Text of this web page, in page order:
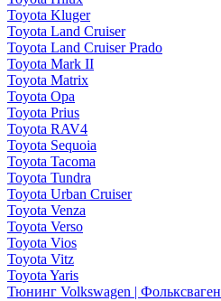
Toyota Kluger
Toyota Land Cruiser
Toyota Land Cruiser Prado
Toyota Mark II
Toyota Matrix
Toyota Opa
Toyota Prius
Toyota RAV4
Toyota Sequoia
Toyota Tacoma
Toyota Tundra
Toyota Urban Cruiser
Toyota Venza
Toyota Verso
Toyota Vios
Toyota Vitz
Toyota Yaris
Тюнинг Volkswagen | Фольксваген